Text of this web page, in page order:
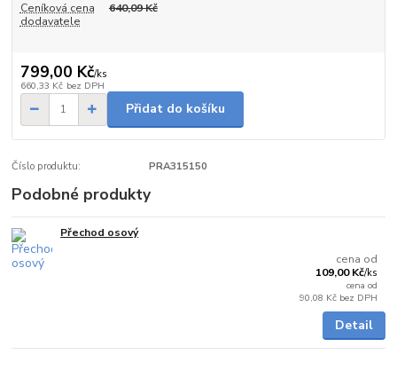
Ceníková cena
dodavatele
640,09 Kč
799,00 Kč/ks
660,33 Kč bez DPH
Přidat do košíku
Číslo produktu: PRA315150
Podobné produkty
Přechod osový
cena od
109,00 Kč/ks
cena od
90,08 Kč bez DPH
Detail